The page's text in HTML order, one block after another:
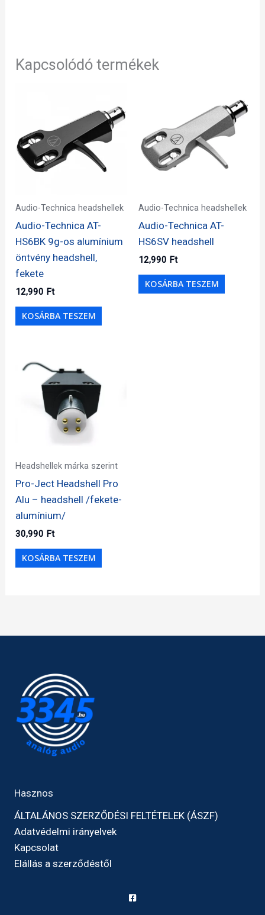
Kapcsolódó termékek
Audio-Technica headshellek
Audio-Technica AT-
HS6BK 9g-os alumínium
öntvény headshell,
fekete
12,990 Ft
KOSÁRBA TESZEM
Audio-Technica headshellek
Audio-Technica AT-
HS6SV headshell
12,990 Ft
KOSÁRBA TESZEM
Headshellek márka szerint
Pro-Ject Headshell Pro
Alu – headshell /fekete-
alumínium/
30,990 Ft
KOSÁRBA TESZEM
Hasznos
ÁLTALÁNOS SZERZŐDÉSI FELTÉTELEK (ÁSZF)
Adatvédelmi irányelvek
Kapcsolat
Elállás a szerződéstől